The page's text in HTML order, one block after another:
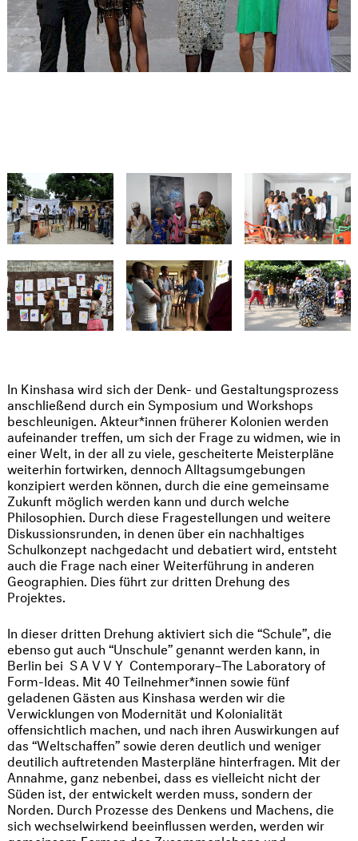
In Kinshasa wird sich der Denk- und Gestaltungsprozess
anschließend durch ein Symposium und Workshops
beschleunigen. Akteur*innen früherer Kolonien werden
aufeinander treffen, um sich der Frage zu widmen, wie in
einer Welt, in der all zu viele, gescheiterte Meisterpläne
weiterhin fortwirken, dennoch Alltagsumgebungen
konzipiert werden können, durch die eine gemeinsame
Zukunft möglich werden kann und durch welche
Philosophien. Durch diese Fragestellungen und weitere
Diskussionsrunden, in denen über ein nachhaltiges
Schulkonzept nachgedacht und debatiert wird, entsteht
auch die Frage nach einer Weiterführung in anderen
Geographien. Dies führt zur dritten Drehung des
Projektes.
In dieser dritten Drehung aktiviert sich die “Schule”, die
ebenso gut auch “Unschule” genannt werden kann, in
Berlin bei SAVVY Contemporary–The Laboratory of
Form-Ideas. Mit 40 Teilnehmer*innen sowie fünf
geladenen Gästen aus Kinshasa werden wir die
Verwicklungen von Modernität und Kolonialität
offensichtlich machen, und nach ihren Auswirkungen auf
das “Weltschaffen” sowie deren deutlich und weniger
deutilich auftretenden Masterpläne hinterfragen. Mit der
Annahme, ganz nebenbei, dass es vielleicht nicht der
Süden ist, der entwickelt werden muss, sondern der
Norden. Durch Prozesse des Denkens und Machens, die
sich wechselwirkend beeinflussen werden, werden wir